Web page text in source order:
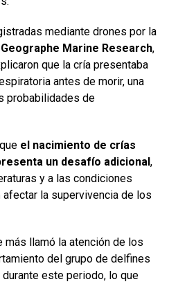
mediante drones por la
Geographe Marine Research,
que la cría presentaba
antes de morir, una
probabilidades de
el nacimiento de crías
un desafío adicional,
y a las condiciones
la supervivencia de los
llamó la atención de los
del grupo de delfines
este periodo, lo que